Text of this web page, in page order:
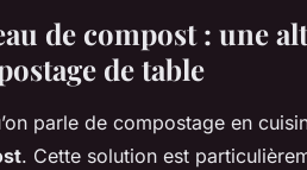
de compost : une
de table
parle de compostage en
. Cette solution est